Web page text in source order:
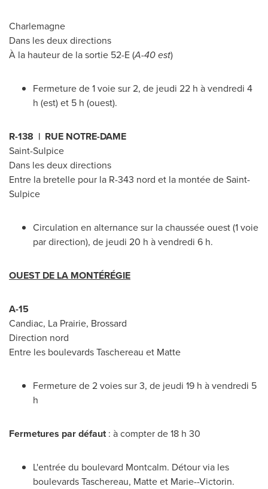
Charlemagne
Dans les deux directions
À la hauteur de la sortie 52-E (A-40 est)
Fermeture de 1 voie sur 2, de jeudi 22 h à vendredi 4
h (est) et 5 h (ouest).
R-138 | RUE NOTRE-DAME
Saint-Sulpice
Dans les deux directions
Entre la bretelle pour la R-343 nord et la montée deSaint-
Sulpice
Circulation en alternance sur la chaussée ouest (1 voie
par direction), de jeudi 20 h à vendredi 6 h.
OUEST DE LA MONTÉRÉGIE
A-15
Candiac, La Prairie, Brossard
Direction nord
Entre les boulevardsTaschereau et Matte
Fermeture de 2 voies sur 3, de jeudi 19 h à vendredi 5
h
Fermetures par défaut: à compter de 18 h 30
L'entrée du boulevard Montcalm. Détour via les
boulevardsTaschereau, Matte et Marie--Victorin.